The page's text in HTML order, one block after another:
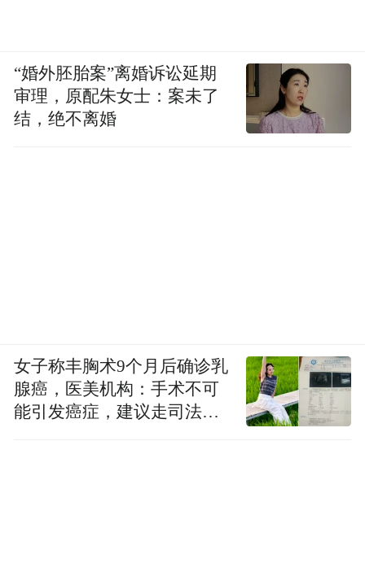
“婚外胚胎案”离婚诉讼延期
审理，原配朱女士：案未了
结，绝不离婚
女子称丰胸术9个月后确诊乳
腺癌，医美机构：手术不可
能引发癌症，建议走司法途